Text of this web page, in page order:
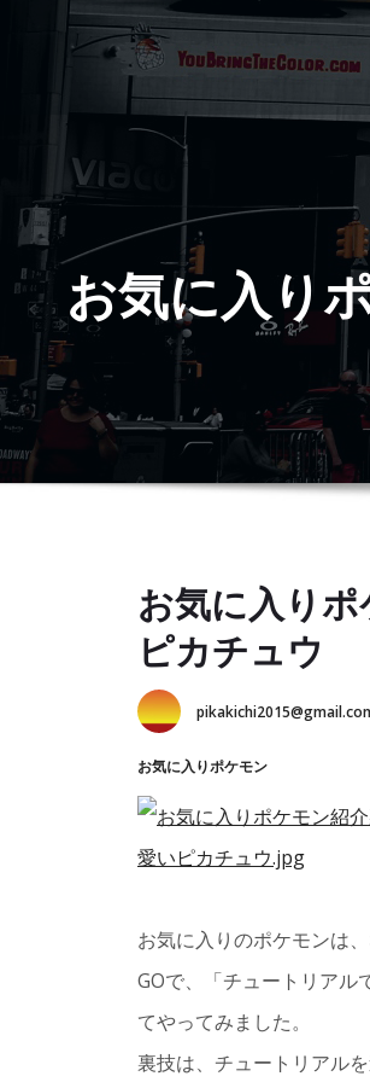
お気に入り
お気に入り
ピカチュウ
お気に入りポケモン
お気に入りのポケモンは
GOで、「チュートリアル
てやってみました。
裏技は、チュートリアル